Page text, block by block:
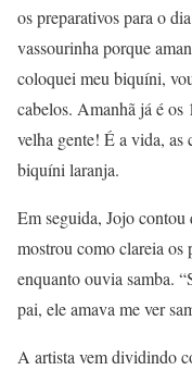
os preparativos para o
vassourinha porque
coloquei meu biquíni,
cabelos. Amanhã já é os
velha gente! É a vida, as
biquíni laranja.
Em seguida, Jojo contou
mostrou como clareia
enquanto ouvia samba.
pai, ele amava me ver
A artista vem dividindo